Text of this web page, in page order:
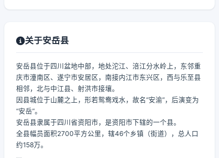
关于安岳县
安岳县位于四川盆地中部，地处沱江、涪江分水岭上，东邻重
庆市潼南区、遂宁市安居区，南接内江市东兴区，西与乐至县
相邻，北与中江县、射洪市接壤。
因县城位于山麓之上，形若鸳鸯戏水，故名“安渝”，后演变为
“安岳”。
安岳县隶属于四川省资阳市，是资阳市下辖的一个县。
全县幅员面积2700平方公里，辖46个乡镇（街道），总人口
约158万。
...